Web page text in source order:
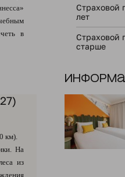
в
км).
На
из
Страховой
лет
Страховой
старше